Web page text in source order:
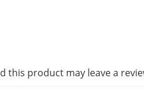
this product may leave a